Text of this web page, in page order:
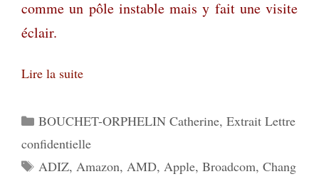
comme un pôle instable mais y fait une visite
éclair.
Lire la suite
Catégories
BOUCHET-ORPHELIN Catherine, Extrait Lettre
confidentielle
Étiquettes
ADIZ, Amazon, AMD, Apple, Broadcom, Chang